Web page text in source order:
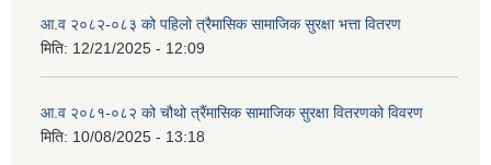
आ.व २०८२-०८३ को पहिलो त्रैमासिक सामाजिक सुरक्षा भत्ता वितरण
मिति: 12/21/2025 - 12:09
आ.व २०८१-०८२ को चौथो त्रैंमासिक सामाजिक सुरक्षा वितरणको विवरण
मिति: 10/08/2025 - 13:18